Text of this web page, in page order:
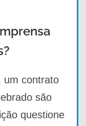
um contrato
são
questione